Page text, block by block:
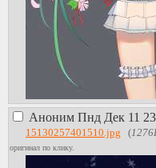
Аноним Пнд Дек 11
15130257401510.jpg (
оригинал по клику.